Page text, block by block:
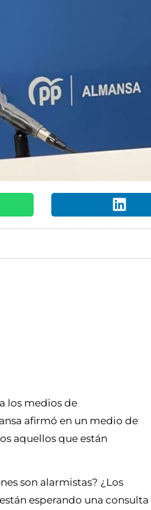
los medios de
afirmó en un medio de
aquellos que están
son alarmistas? ¿Los
esperando una consulta